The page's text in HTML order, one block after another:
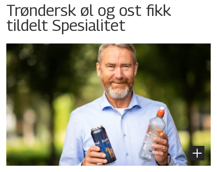
Trøndersk øl og ost fikk
tildelt Spesialitet